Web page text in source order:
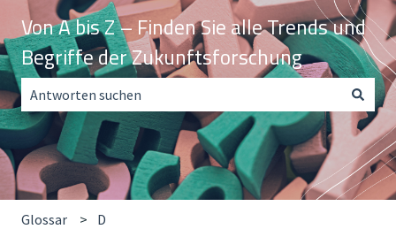
Von A bis Z – Finden Sie alle Trends und
Begriffe der Zukunftsforschung
Es gibt keine Vorschläge, da das Suchfeld leer ist.
Glossar D